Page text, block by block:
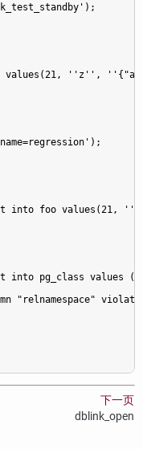
foo values(21, ''z'',
into foo
into pg_class
"relnamespace"
下一页
dblink_open